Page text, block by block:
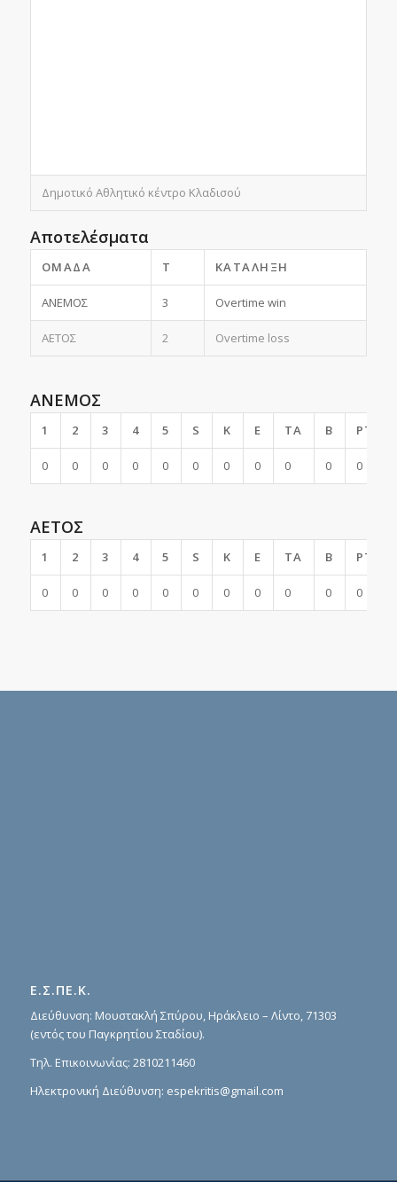
Δημοτικό Αθλητικό κέντρο Κλαδισού
Αποτελέσματα
ΟΜΆΔΑ T ΚΑΤΆΛΗΞΗ
ΑΝΕΜΟΣ 3 Overtime win
ΑΕΤΟΣ 2 Overtime loss
ΑΝΕΜΟΣ
1 2 3 4 5 S K E TA B PTS
0 0 0 0 0 0 0 0 0 0 0
ΑΕΤΟΣ
1 2 3 4 5 S K E TA B PTS
0 0 0 0 0 0 0 0 0 0 0
Ε.Σ.ΠΕ.Κ.
Διεύθυνση: Μουστακλή Σπύρου, Ηράκλειο – Λίντο, 71303
(εντός του Παγκρητίου Σταδίου).
Τηλ. Επικοινωνίας: 2810211460
Ηλεκτρονική Διεύθυνση: espekritis@gmail.com